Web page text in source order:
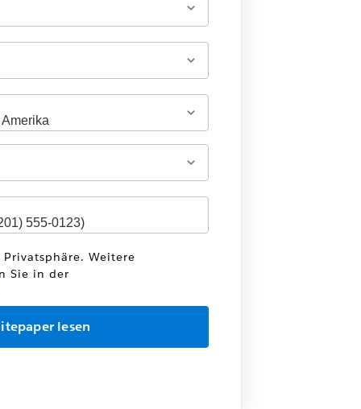
Weitere
Sie in der